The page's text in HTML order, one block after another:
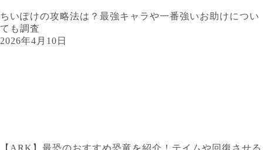
ちいぽけの攻略法は？最強キャラや一番強いお助けについ
ても調査
2026年4月10日
【ARK】最恐のおすすめ恐竜を紹介！テイムや回復させる